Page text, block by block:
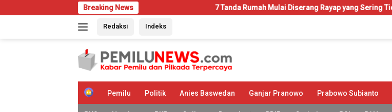
ke
Breaking News 7 Tanda Rumah Mulai Diserang Rayap yang Sering Tidak Disadari
Redaksi Indeks
H
m
Pemilu Politik Anies Baswedan Ganjar Pranowo Prabowo Subianto